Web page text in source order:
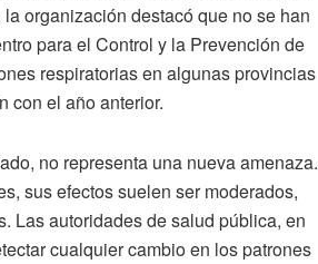
organización destacó que no se han
para el Control y la Prevención de
respiratorias en algunas provincias
con el año anterior.
no representa una nueva amenaza.
sus efectos suelen ser moderados,
Las autoridades de salud pública, en
cualquier cambio en los patrones